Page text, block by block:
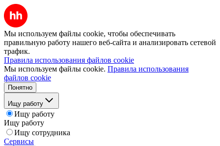
Мы используем файлы cookie, чтобы обеспечивать
правильную работу нашего веб-сайта и анализировать сетевой
трафик.
Правила использования файлов cookie
Мы используем файлы cookie. Правила использования
файлов cookie
Понятно
Ищу работу
Ищу работу
Ищу работу
Ищу сотрудника
Сервисы